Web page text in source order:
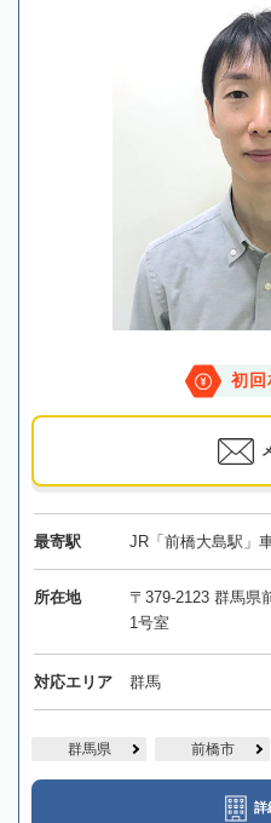
初回
最寄駅 JR「前橋大島駅」
所在地
〒379-2123 群馬県
1号室
対応エリア 群馬
群馬県 前橋市
詳